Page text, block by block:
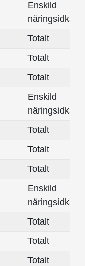
Enskild
näringsidkare
Totalt
Totalt
Totalt
Enskild
näringsidkare
Totalt
Totalt
Totalt
Enskild
näringsidkare
Totalt
Totalt
Totalt